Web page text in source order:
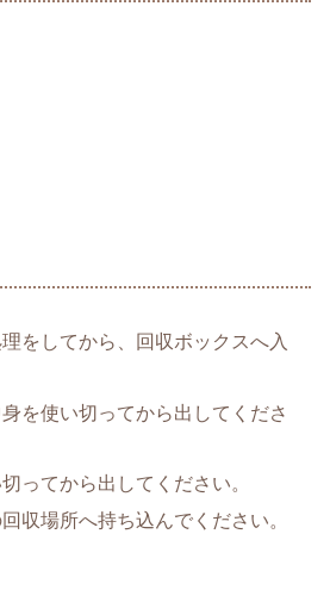
をしてから、回収ボックスへ入
を使い切ってから出してくださ
ってから出してください。
収場所へ持ち込んでください。